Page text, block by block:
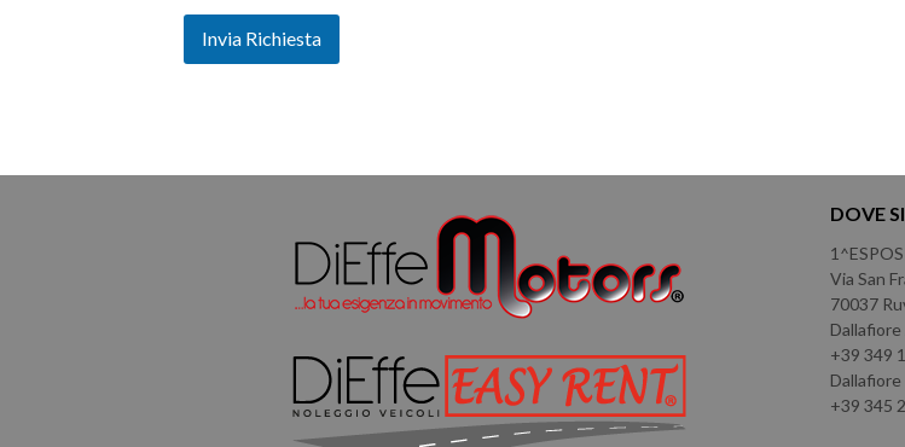
DOVE
Via San
70037
+39 349
+39 345